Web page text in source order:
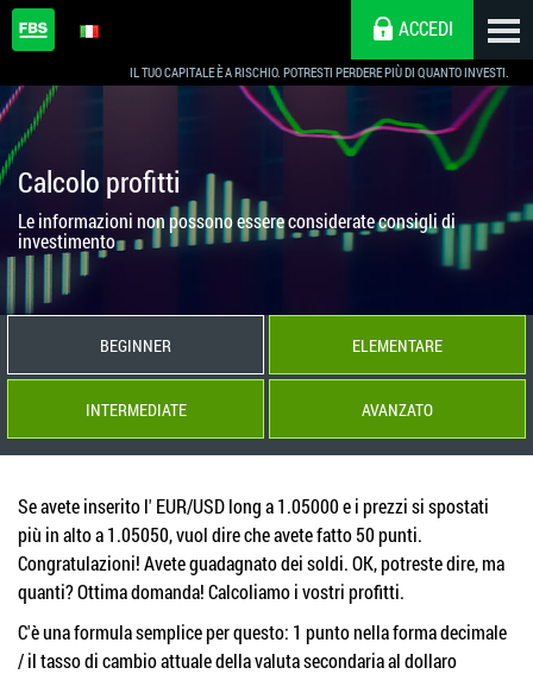
IL TUO CAPITALE È A RISCHIO. POTRESTI PERDERE PIÙ DI QUANTO INVESTI.
ACCEDI
Calcolo profitti
Le informazioni non possono essere considerate consigli di
investimento
BEGINNER ELEMENTARE
INTERMEDIATE AVANZATO
Se avete inserito l' EUR/USD long a 1.05000 e i prezzi si spostati
più in alto a 1.05050, vuol dire che avete fatto 50 punti.
Congratulazioni! Avete guadagnato dei soldi. OK, potreste dire, ma
quanti? Ottima domanda! Calcoliamo i vostri profitti.
C'è una formula semplice per questo: 1 punto nella forma decimale
/ il tasso di cambio attuale della valuta secondaria al dollaro